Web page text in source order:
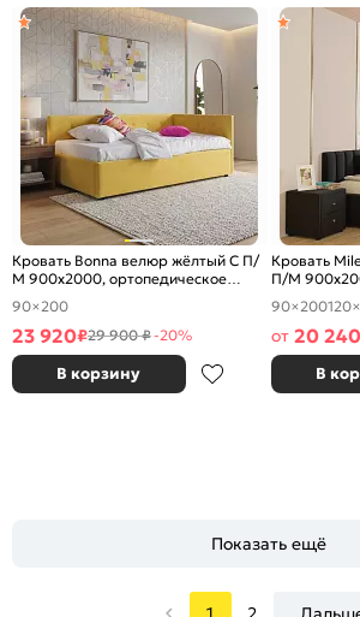
Кровать Bonna велюр жёлтый С П/
М 900x2000, ортопедическое
основание, изголовье мягкое
90×200
23 920₽29 900 ₽-20%
В корзину
Кровать
П/М
основание,
90×200
от 20 240
В
Показать ещё